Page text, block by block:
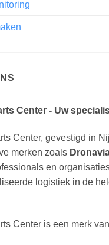
Center - Uw
Center, gevestigd in
merken zoals
en
logistiek in de
Center is een merk